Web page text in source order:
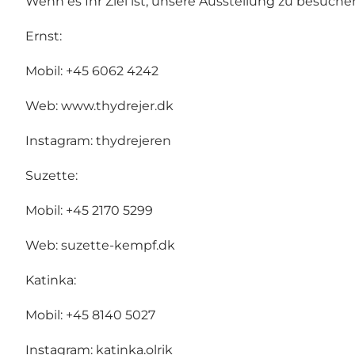
Ernst:
Mobil: +45 6062 4242
Web: www.thydrejer.dk
Instagram: thydrejeren
Suzette:
Mobil: +45 2170 5299
Web: suzette-kempf.dk
Katinka:
Mobil: +45 8140 5027
Instagram: katinka.olrik